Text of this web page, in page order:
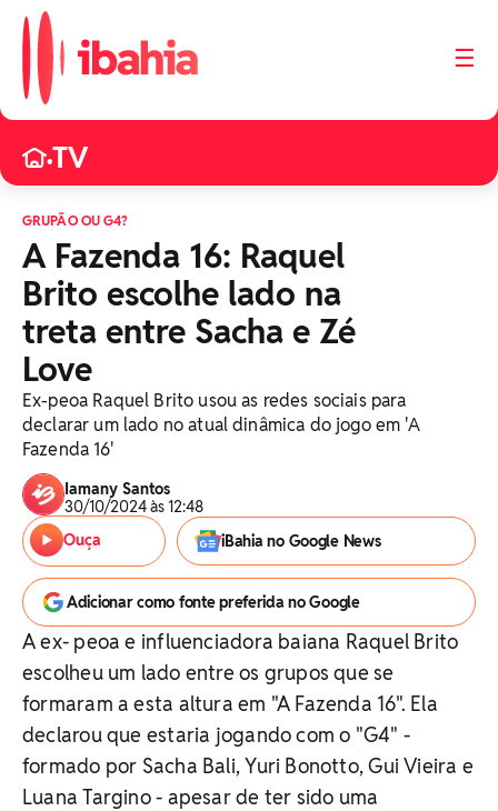
☰
•TV
GRUPÃO OU G4?
A Fazenda 16: Raquel
Brito escolhe lado na
treta entre Sacha e Zé
Love
Ex-peoa Raquel Brito usou as redes sociais para
declarar um lado no atual dinâmica do jogo em 'A
Fazenda 16'
Iamany Santos
30/10/2024 às 12:48
Ouça
iBahia no Google News
Adicionar como fonte preferida no Google
A ex- peoa e influenciadora baiana Raquel Brito
escolheu um lado entre os grupos que se
formaram a esta altura em "A Fazenda 16". Ela
declarou que estaria jogando com o "G4" -
formado por Sacha Bali, Yuri Bonotto, Gui Vieira e
Luana Targino - apesar de ter sido uma